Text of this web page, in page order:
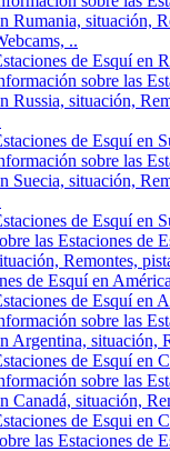
Rumania, situación,
..
de Esquí en
sobre las
Russia, situación,
de Esquí en
sobre las
Suecia, situación,
de Esquí en
las Estaciones de
Remontes,
de Esquí en
de Esquí en
sobre las
Argentina, situación,
de Esquí en
sobre las
Canadá, situación,
de Esqui en
las Estaciones de